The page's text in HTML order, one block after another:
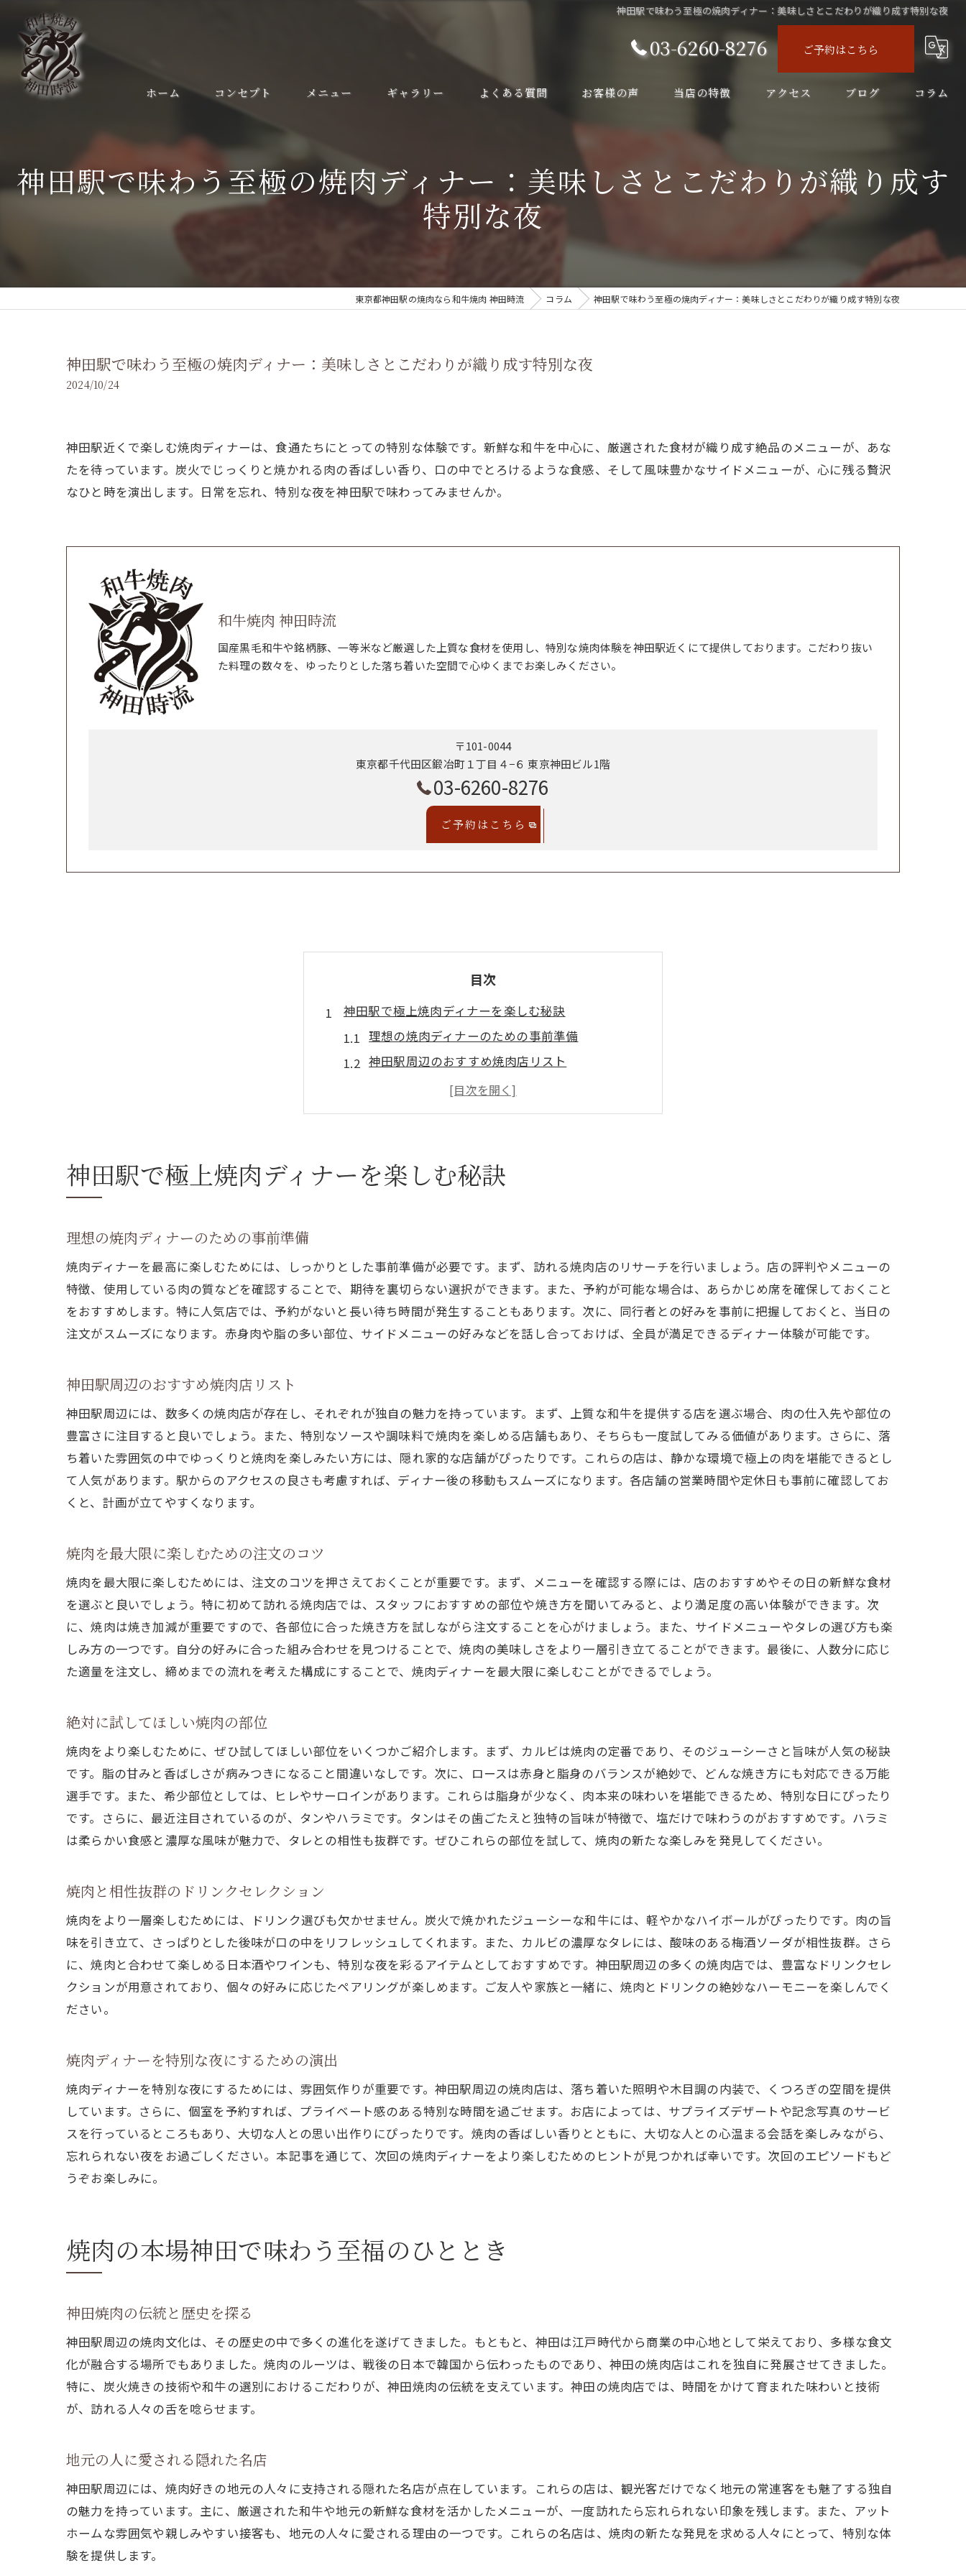
神田駅で味わう至極の焼肉ディナー：美味しさとこだわりが織り成す特別な夜
03-6260-8276 ご予約はこちら
ホーム コンセプト メニュー ギャラリー よくある質問 お客様の声 当店の特徴
ディナー
コース
アクセス ブログ コラム
神田駅で味わう至極の焼肉ディナー：美味しさとこだわりが織り成す
特別な夜
東京都神田駅の焼肉なら和牛焼肉 神田時流 コラム 神田駅で味わう至極の焼肉ディナー：美味しさとこだわりが織り成す特別な夜
神田駅で味わう至極の焼肉ディナー：美味しさとこだわりが織り成す特別な夜
2024/10/24
神田駅近くで楽しむ焼肉ディナーは、食通たちにとっての特別な体験です。新鮮な和牛を中心に、厳選された食材が織り成す絶品のメニューが、あな
たを待っています。炭火でじっくりと焼かれる肉の香ばしい香り、口の中でとろけるような食感、そして風味豊かなサイドメニューが、心に残る贅沢
なひと時を演出します。日常を忘れ、特別な夜を神田駅で味わってみませんか。
和牛焼肉 神田時流
国産黒毛和牛や銘柄豚、一等米など厳選した上質な食材を使用し、特別な焼肉体験を神田駅近くにて提供しております。こだわり抜い
た料理の数々を、ゆったりとした落ち着いた空間で心ゆくまでお楽しみください。
〒101-0044
東京都千代田区鍛冶町１丁目４−６ 東京神田ビル1階
03-6260-8276
ご予約はこちら
目次
神田駅で極上焼肉ディナーを楽しむ秘訣
理想の焼肉ディナーのための事前準備
神田駅周辺のおすすめ焼肉店リスト
焼肉を最大限に楽しむための注文のコツ
絶対に試してほしい焼肉の部位
焼肉ディナーを特別な夜にするための演出
焼肉の本場神田で味わう至福のひととき
神田で人気の焼肉のタレの秘密
焼肉ディナーで心に残るひとときを
地元食材を活かした特別なメニュー
神田駅から徒歩圏内のおしゃれな店
口の中でとろける和牛の選び方
和牛の赤身と霜降りの絶妙なバランス
神田で味わう和牛の部位別ガイド
和牛焼肉に合う究極のサイドメニュー
ローカルな味わいが楽しめる一品料理
健康志向に嬉しいサイドメニューの選択肢
焼肉と一緒に楽しむべきベジタリアンオプション
和牛がとろける理由を科学的に解明
神田で味わう焼肉の熟成方法
焼肉の香ばしさを引き立てる炭火の魅力
最高の食感を実現するための切り方
夜景を楽しみながら味わう焼肉ディナー
神田の夜を彩る焼肉店でのひととき
特別な日を彩る焼肉ディナーの演出
焼肉を楽しむための最適な時間帯
料理を引き立てるレストランの雰囲気
神田の夜を満喫するための焼肉スポット
絶品ディナーを締めくくるデザートの楽しみ
焼肉ディナー後に訪れたい神田のバー
炭火の香りと共に楽しむ神田の焼肉の美味しさ
炭火の香りが料理を引き立てる理由
神田で体験する炭火焼肉の奥深さ
炭火焼肉をより楽しむためのポイント
神田駅で極上焼肉ディナーを楽しむ秘訣
理想の焼肉ディナーのための事前準備
焼肉ディナーを最高に楽しむためには、しっかりとした事前準備が必要です。まず、訪れる焼肉店のリサーチを行いましょう。店の評判やメニューの
特徴、使用している肉の質などを確認することで、期待を裏切らない選択ができます。また、予約が可能な場合は、あらかじめ席を確保しておくこと
をおすすめします。特に人気店では、予約がないと長い待ち時間が発生することもあります。次に、同行者との好みを事前に把握しておくと、当日の
注文がスムーズになります。赤身肉や脂の多い部位、サイドメニューの好みなどを話し合っておけば、全員が満足できるディナー体験が可能です。
神田駅周辺のおすすめ焼肉店リスト
神田駅周辺には、数多くの焼肉店が存在し、それぞれが独自の魅力を持っています。まず、上質な和牛を提供する店を選ぶ場合、肉の仕入先や部位の
豊富さに注目すると良いでしょう。また、特別なソースや調味料で焼肉を楽しめる店舗もあり、そちらも一度試してみる価値があります。さらに、落
ち着いた雰囲気の中でゆっくりと焼肉を楽しみたい方には、隠れ家的な店舗がぴったりです。これらの店は、静かな環境で極上の肉を堪能できるとし
て人気があります。駅からのアクセスの良さも考慮すれば、ディナー後の移動もスムーズになります。各店舗の営業時間や定休日も事前に確認してお
くと、計画が立てやすくなります。
焼肉を最大限に楽しむための注文のコツ
焼肉を最大限に楽しむためには、注文のコツを押さえておくことが重要です。まず、メニューを確認する際には、店のおすすめやその日の新鮮な食材
を選ぶと良いでしょう。特に初めて訪れる焼肉店では、スタッフにおすすめの部位や焼き方を聞いてみると、より満足度の高い体験ができます。次
に、焼肉は焼き加減が重要ですので、各部位に合った焼き方を試しながら注文することを心がけましょう。また、サイドメニューやタレの選び方も楽
しみ方の一つです。自分の好みに合った組み合わせを見つけることで、焼肉の美味しさをより一層引き立てることができます。最後に、人数分に応じ
た適量を注文し、締めまでの流れを考えた構成にすることで、焼肉ディナーを最大限に楽しむことができるでしょう。
絶対に試してほしい焼肉の部位
焼肉をより楽しむために、ぜひ試してほしい部位をいくつかご紹介します。まず、カルビは焼肉の定番であり、そのジューシーさと旨味が人気の秘訣
です。脂の甘みと香ばしさが病みつきになること間違いなしです。次に、ロースは赤身と脂身のバランスが絶妙で、どんな焼き方にも対応できる万能
選手です。また、希少部位としては、ヒレやサーロインがあります。これらは脂身が少なく、肉本来の味わいを堪能できるため、特別な日にぴったり
です。さらに、最近注目されているのが、タンやハラミです。タンはその歯ごたえと独特の旨味が特徴で、塩だけで味わうのがおすすめです。ハラミ
は柔らかい食感と濃厚な風味が魅力で、タレとの相性も抜群です。ぜひこれらの部位を試して、焼肉の新たな楽しみを発見してください。
焼肉と相性抜群のドリンクセレクション
焼肉をより一層楽しむためには、ドリンク選びも欠かせません。炭火で焼かれたジューシーな和牛には、軽やかなハイボールがぴったりです。肉の旨
味を引き立て、さっぱりとした後味が口の中をリフレッシュしてくれます。また、カルビの濃厚なタレには、酸味のある梅酒ソーダが相性抜群。さら
に、焼肉と合わせて楽しめる日本酒やワインも、特別な夜を彩るアイテムとしておすすめです。神田駅周辺の多くの焼肉店では、豊富なドリンクセレ
クションが用意されており、個々の好みに応じたペアリングが楽しめます。ご友人や家族と一緒に、焼肉とドリンクの絶妙なハーモニーを楽しんでく
ださい。
焼肉ディナーを特別な夜にするための演出
焼肉ディナーを特別な夜にするためには、雰囲気作りが重要です。神田駅周辺の焼肉店は、落ち着いた照明や木目調の内装で、くつろぎの空間を提供
しています。さらに、個室を予約すれば、プライベート感のある特別な時間を過ごせます。お店によっては、サプライズデザートや記念写真のサービ
スを行っているところもあり、大切な人との思い出作りにぴったりです。焼肉の香ばしい香りとともに、大切な人との心温まる会話を楽しみながら、
忘れられない夜をお過ごしください。本記事を通じて、次回の焼肉ディナーをより楽しむためのヒントが見つかれば幸いです。次回のエピソードもど
うぞお楽しみに。
焼肉の本場神田で味わう至福のひととき
神田焼肉の伝統と歴史を探る
神田駅周辺の焼肉文化は、その歴史の中で多くの進化を遂げてきました。もともと、神田は江戸時代から商業の中心地として栄えており、多様な食文
化が融合する場所でもありました。焼肉のルーツは、戦後の日本で韓国から伝わったものであり、神田の焼肉店はこれを独自に発展させてきました。
特に、炭火焼きの技術や和牛の選別におけるこだわりが、神田焼肉の伝統を支えています。神田の焼肉店では、時間をかけて育まれた味わいと技術
が、訪れる人々の舌を唸らせます。
地元の人に愛される隠れた名店
神田駅周辺には、焼肉好きの地元の人々に支持される隠れた名店が点在しています。これらの店は、観光客だけでなく地元の常連客をも魅了する独自
の魅力を持っています。主に、厳選された和牛や地元の新鮮な食材を活かしたメニューが、一度訪れたら忘れられない印象を残します。また、アット
ホームな雰囲気や親しみやすい接客も、地元の人々に愛される理由の一つです。これらの名店は、焼肉の新たな発見を求める人々にとって、特別な体
験を提供します。